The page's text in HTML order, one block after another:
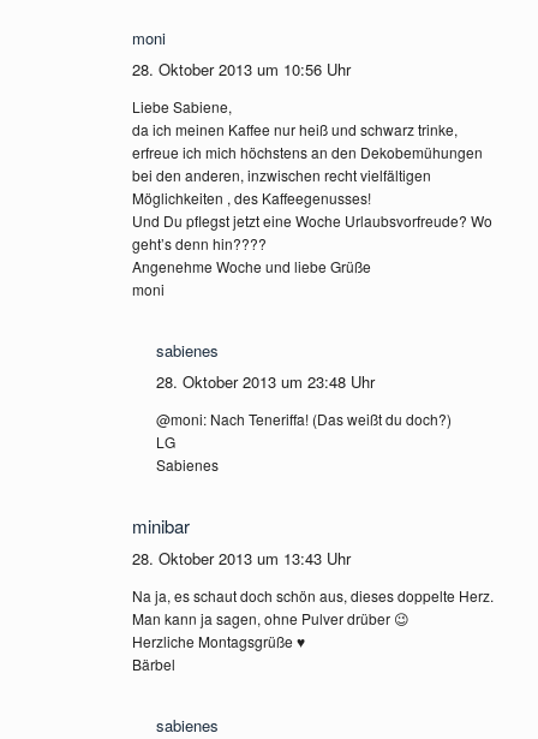
moni
28. Oktober 2013 um 10:56 Uhr
Liebe Sabiene,
da ich meinen Kaffee nur heiß und schwarz trinke,
erfreue ich mich höchstens an den Dekobemühungen
bei den anderen, inzwischen recht vielfältigen
Möglichkeiten , des Kaffeegenusses!
Und Du pflegst jetzt eine Woche Urlaubsvorfreude? Wo
geht’s denn hin????
Angenehme Woche und liebe Grüße
moni
sabienes
28. Oktober 2013 um 23:48 Uhr
@moni: Nach Teneriffa! (Das weißt du doch?)
LG
Sabienes
minibar
28. Oktober 2013 um 13:43 Uhr
Na ja, es schaut doch schön aus, dieses doppelte Herz.
Man kann ja sagen, ohne Pulver drüber 😉
Herzliche Montagsgrüße ♥
Bärbel
sabienes